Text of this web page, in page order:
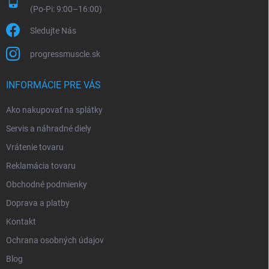
Sledujte Nás
progressmuscle.sk
INFORMÁCIE PRE VÁS
Ako nakupovať na splátky
Servis a náhradné diely
Vrátenie tovaru
Reklamácia tovaru
Obchodné podmienky
Doprava a platby
Kontakt
Ochrana osobných údajov
Blog